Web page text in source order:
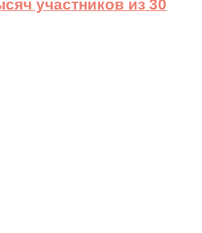
участников из 30